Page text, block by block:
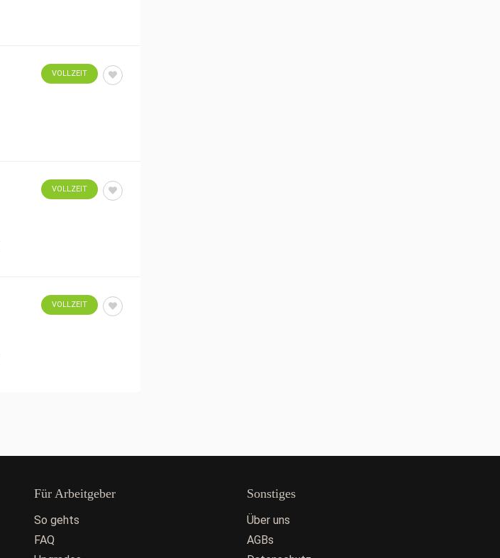
VOLLZEIT
VOLLZEIT
VOLLZEIT
Für Arbeitgeber
So gehts
FAQ
Sonstiges
Über uns
AGBs